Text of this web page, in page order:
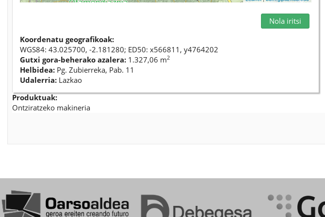
Nola iritsi
Koordenatu geografikoak:
WGS84: 43.025700, -2.181280; ED50: x566811, y4764202
Gutxi gora-beherako azalera: 1.327,06 m2
Helbidea: Pg. Zubierreka, Pab. 11
Udalerria: Lazkao
Produktuak:
Ontziratzeko makineria